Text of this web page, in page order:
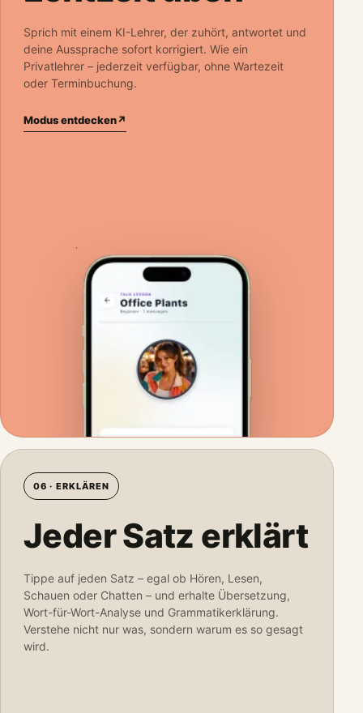
Sprich mit einem KI-Lehrer, der zuhört, antwortet und
deine Aussprache sofort korrigiert. Wie ein
Privatlehrer – jederzeit verfügbar, ohne Wartezeit
oder Terminbuchung.
Modus entdecken↗
06 · ERKLÄREN
Jeder Satz erklärt
Tippe auf jeden Satz – egal ob Hören, Lesen,
Schauen oder Chatten – und erhalte Übersetzung,
Wort-für-Wort-Analyse und Grammatikerklärung.
Verstehe nicht nur was, sondern warum es so gesagt
wird.